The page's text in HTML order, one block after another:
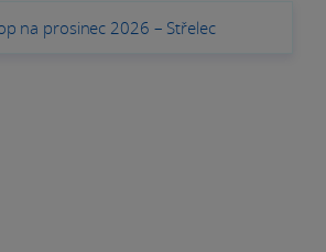
na prosinec 2026 – Střelec